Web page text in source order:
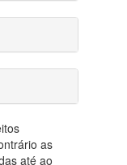
as
até ao